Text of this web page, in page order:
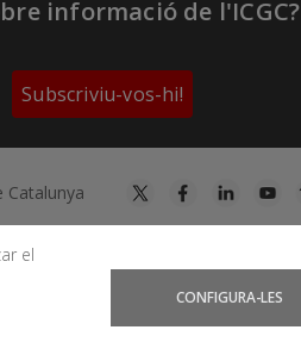
el
CONFIGURA-LES
informació de l'ICGC?
Subscriviu-vos-hi!
Catalunya
fils RSS